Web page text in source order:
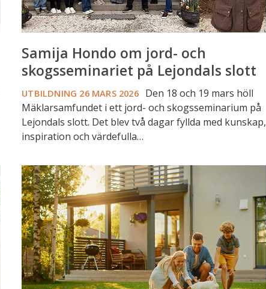
Samija Hondo om jord- och
skogsseminariet på Lejondals slott
UTBILDNING 26 MARS 2026 Den 18 och 19 mars höll
Mäklarsamfundet i ett jord- och skogsseminarium på
Lejondals slott. Det blev två dagar fyllda med kunskap,
inspiration och värdefulla…
säljaren
mot
oväntade
kostnader
med
en
dolda
felförsäkring